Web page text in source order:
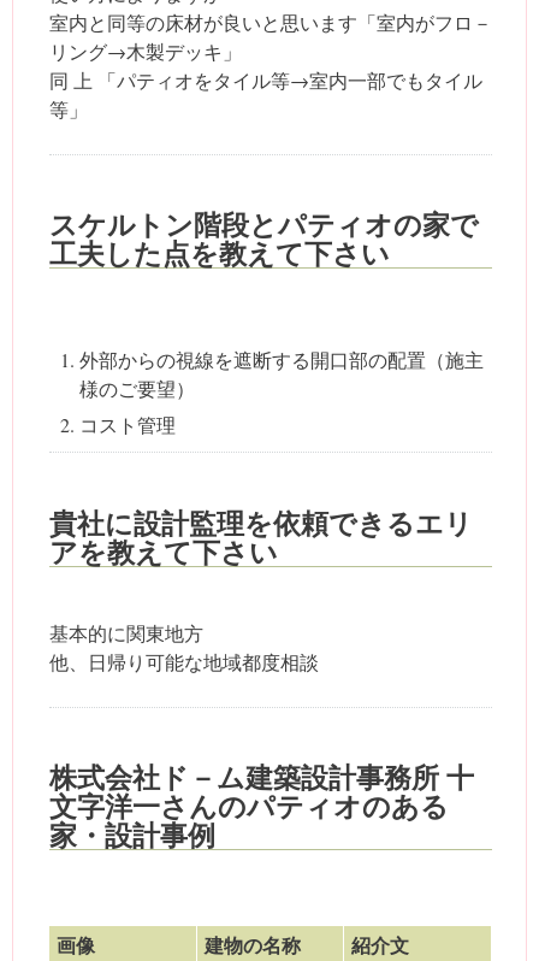
室内と同等の床材が良いと思います「室内がフロ－
リング→木製デッキ」
同 上 「パティオをタイル等→室内一部でもタイル
等」
スケルトン階段とパティオの家で
工夫した点を教えて下さい
外部からの視線を遮断する開口部の配置（施主
様のご要望）
コスト管理
貴社に設計監理を依頼できるエリ
アを教えて下さい
基本的に関東地方
他、日帰り可能な地域都度相談
株式会社ド－ム建築設計事務所 十
文字洋一さんのパティオのある
家・設計事例
画像 建物の名称 紹介文